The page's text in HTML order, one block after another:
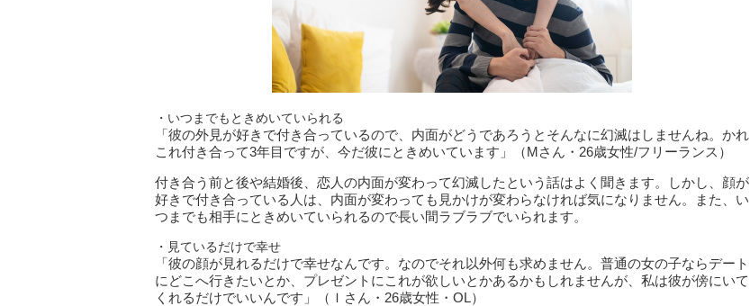
・いつまでもときめいていられる
「彼の外見が好きで付き合っているので、内面がどうであろうとそんなに幻滅はしませんね。かれ
これ付き合って3年目ですが、今だ彼にときめいています」（Mさん・26歳女性/フリーランス）
付き合う前と後や結婚後、恋人の内面が変わって幻滅したという話はよく聞きます。しかし、顔が
好きで付き合っている人は、内面が変わっても見かけが変わらなければ気になりません。また、い
つまでも相手にときめいていられるので長い間ラブラブでいられます。
・見ているだけで幸せ
「彼の顔が見れるだけで幸せなんです。なのでそれ以外何も求めません。普通の女の子ならデート
にどこへ行きたいとか、プレゼントにこれが欲しいとかあるかもしれませんが、私は彼が傍にいて
くれるだけでいいんです」（Ｉさん・26歳女性・OL）